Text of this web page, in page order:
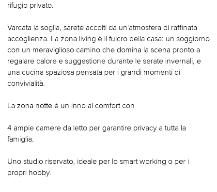
rifugio privato.
Varcata la soglia, sarete accolti da un'atmosfera di raffinata
accoglienza. La zona living è il fulcro della casa: un soggiorno
con un meraviglioso camino che domina la scena pronto a
regalare calore e suggestione durante le serate invernali, e
una cucina spaziosa pensata per i grandi momenti di
convivialità.
La zona notte è un inno al comfort con
4 ampie camere da letto per garantire privacy a tutta la
famiglia.
Uno studio riservato, ideale per lo smart working o per i
propri hobby.